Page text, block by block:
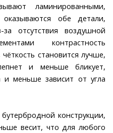
ламинированными,
обе детали,
отсутствия воздушной
контрастность
становится лучше,
и меньше бликует,
и меньше зависит от угла
конструкции,
весит, что для любого